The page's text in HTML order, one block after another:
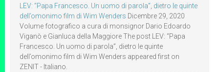
LEV: “Papa Francesco. Un uomo di parola”, dietro le quinte
dell’omonimo film di Wim Wenders Dicembre 29, 2020
Volume fotografico a cura di monsignor Dario Edoardo
Viganò e Gianluca della Maggiore The post LEV: “Papa
Francesco. Un uomo di parola”, dietro le quinte
dell’omonimo film di Wim Wenders appeared first on
ZENIT - Italiano.